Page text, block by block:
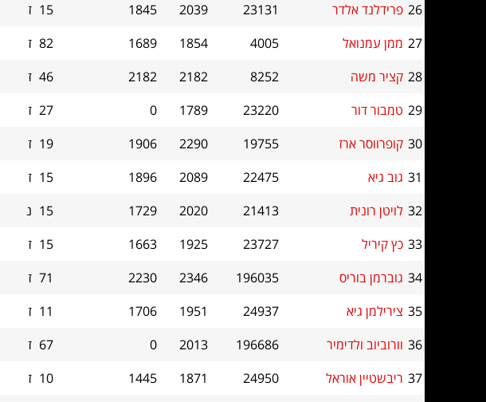
26 פרידלנד אלדר 23131
2039
1845
15 ז
27 ממן עמנואל 4005
1854
1689
82 ז
28 קציר משה 8252
2182
2182
46 ז
29 טמבור דור 23220
1789
0
27 ז
30 קופרווסר ארז 19755
2290
1906
19 ז
31 גוב גיא 22475
2089
1896
15 ז
32 לויטן רונית 21413
2020
1729
15 נ
33 כץ קיריל 23727
1925
1663
15 ז
34 גוברמן בוריס 196035
2346
2230
71 ז
35 צירילמן גיא 24937
1951
1706
11 ז
36 וורוביוב ולדימיר 196686
2013
0
67 ז
37 ריבשטיין אוראל 24950
1871
1445
10 ז